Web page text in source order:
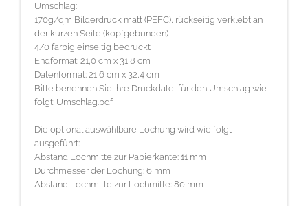
Umschlag:
170g/qm Bilderdruck matt (PEFC), rückseitig verklebt an
der kurzen Seite (kopfgebunden)
4/0 farbig einseitig bedruckt
Endformat: 21,0 cm x 31,8 cm
Datenformat: 21,6 cm x 32,4 cm
Bitte benennen Sie Ihre Druckdatei für den Umschlag wie
folgt: Umschlag.pdf
Die optional auswählbare Lochung wird wie folgt
ausgeführt:
Abstand Lochmitte zur Papierkante: 11 mm
Durchmesser der Lochung: 6 mm
Abstand Lochmitte zur Lochmitte: 80 mm